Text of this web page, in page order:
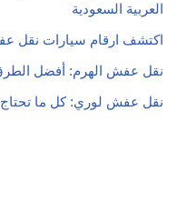
العربية السعودية
اكتشف ارقام سيارات نقل
نقل عفش الهرم: أفضل
نقل عفش لوري: كل ما تحتاج